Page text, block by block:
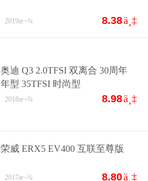
8.38ä¸‡
2019æ¬¾
奥迪 Q3 2.0TFSI 双离合 30周年
年型 35TFSI 时尚型
8.98ä¸‡
2018æ¬¾
荣威 ERX5 EV400 互联至尊版
8.80ä¸‡
2017æ¬¾